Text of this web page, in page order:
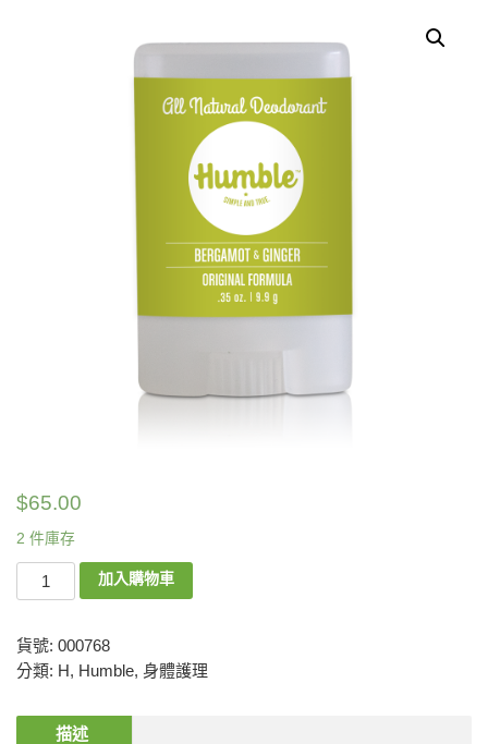
$65.00
2 件庫存
加入購物車
貨號: 000768
分類: H, Humble, 身體護理
描述